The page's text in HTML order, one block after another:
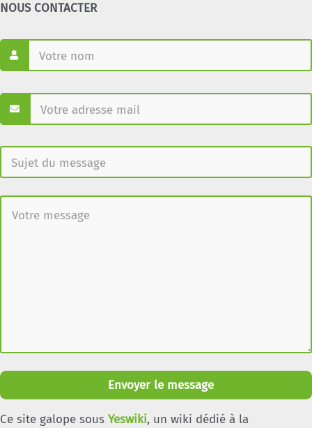
NOUS CONTACTER
Envoyer le message
Ce site galope sous Yeswiki, un wiki dédié à la